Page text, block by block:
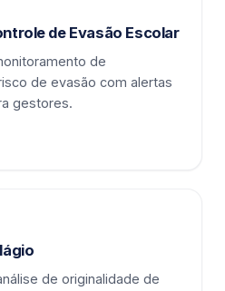
de Evasão Escolar
de
de evasão com alertas
gestores.
de originalidade de